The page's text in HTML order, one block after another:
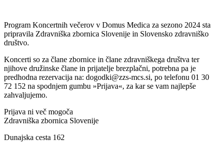
Program Koncertnih večerov v Domus Medica za sezono 2024 sta
pripravila Zdravniška zbornica Slovenije in Slovensko zdravniško
društvo.
Koncerti so za člane zbornice in člane zdravniškega društva ter
njihove družinske člane in prijatelje brezplačni, potrebna pa je
predhodna rezervacija na: dogodki@zzs-mcs.si, po telefonu 01 30
72 152 na spodnjem gumbu »Prijava«, za kar se vam najlepše
zahvaljujemo.
Prijava ni več mogoča
Zdravniška zbornica Slovenije
Dunajska cesta 162